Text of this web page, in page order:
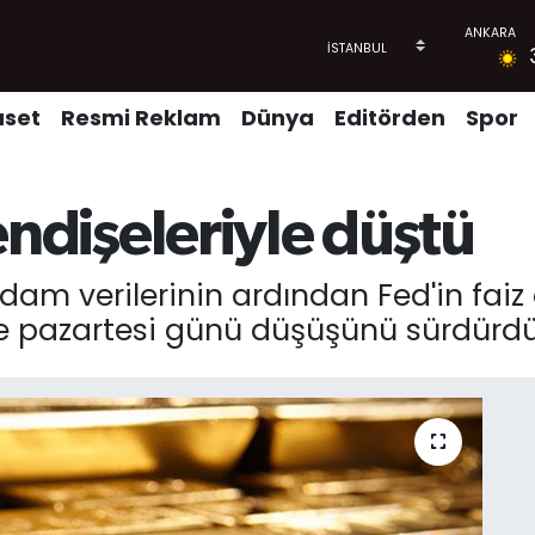
Resmi Reklam Dünya Editörden Spor
düştü
verilerinin ardından Fed'in
günü düşüşünü